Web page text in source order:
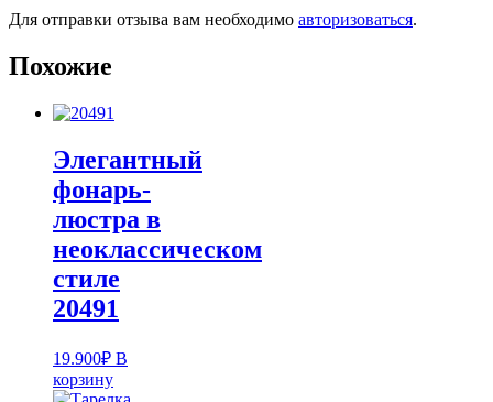
Для отправки отзыва вам необходимо авторизоваться.
Похожие
Элегантный
фонарь-
люстра в
неоклассическом
стиле
20491
19.900₽ В
корзину